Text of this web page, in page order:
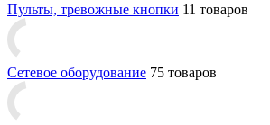
Пульты, тревожные кнопки 11 товаров
Сетевое оборудование 75 товаров